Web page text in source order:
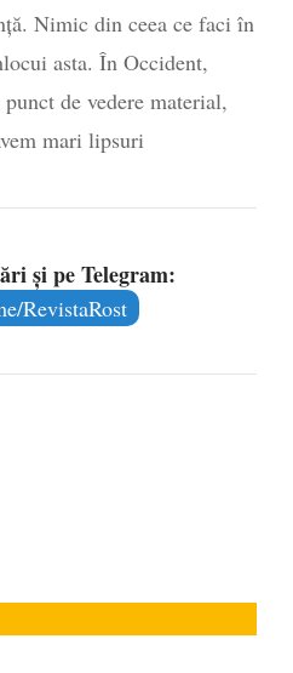
Nimic din ceea ce faci în
asta. În Occident,
de vedere material,
mari lipsuri
și pe Telegram:
RevistaRost